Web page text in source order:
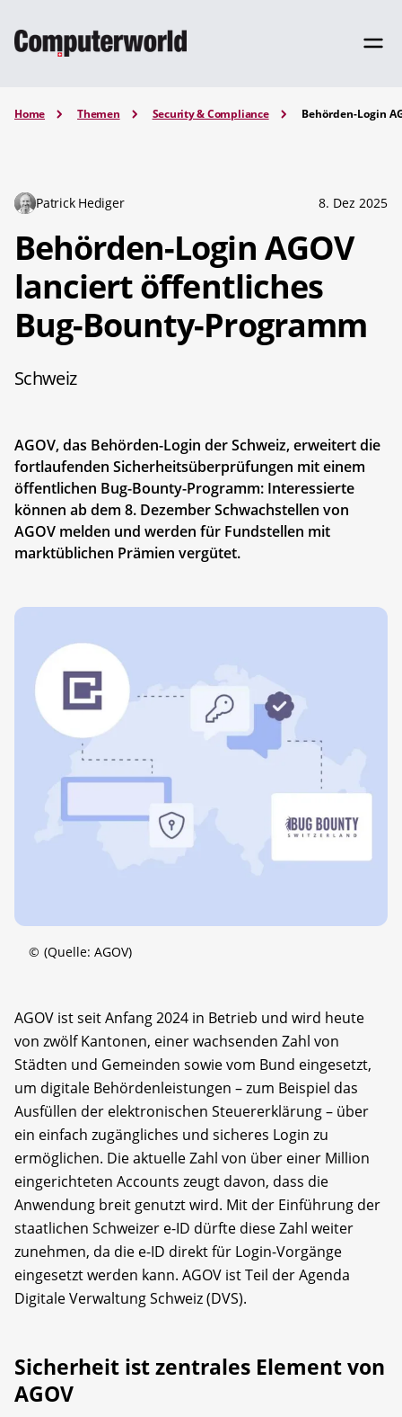
Home Themen Security & Compliance Behörden-Login
Patrick Hediger 8. Dez 2025
Behörden-Login AGOV
lanciert öffentliches
Bug-Bounty-Programm
Schweiz
AGOV, das Behörden-Login der Schweiz, erweitert die
fortlaufenden Sicherheitsüberprüfungen mit einem
öffentlichen Bug-Bounty-Programm: Interessierte
können ab dem 8. Dezember Schwachstellen von
AGOV melden und werden für Fundstellen mit
marktüblichen Prämien vergütet.
© (Quelle: AGOV)
AGOV ist seit Anfang 2024 in Betrieb und wird heute
von zwölf Kantonen, einer wachsenden Zahl von
Städten und Gemeinden sowie vom Bund eingesetzt,
um digitale Behördenleistungen – zum Beispiel das
Ausfüllen der elektronischen Steuererklärung – über
ein einfach zugängliches und sicheres Login zu
ermöglichen. Die aktuelle Zahl von über einer Million
eingerichteten Accounts zeugt davon, dass die
Anwendung breit genutzt wird. Mit der Einführung der
staatlichen Schweizer e-ID dürfte diese Zahl weiter
zunehmen, da die e-ID direkt für Login-Vorgänge
eingesetzt werden kann. AGOV ist Teil der Agenda
Digitale Verwaltung Schweiz (DVS).
Sicherheit ist zentrales Element von
AGOV